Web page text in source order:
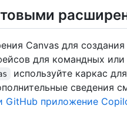
Canvas для
для командных
используйте каркас
сведения
GitHub приложение